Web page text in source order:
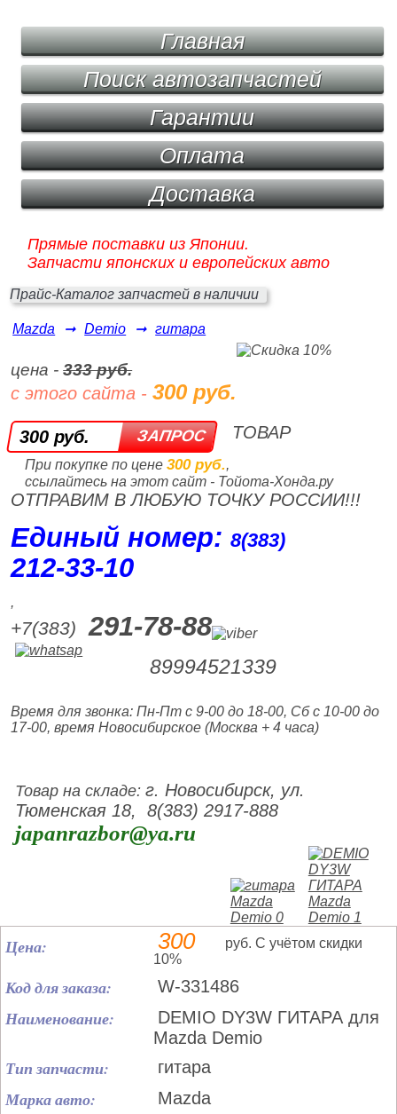
Главная
Поиск автозапчастей
Гарантии
Оплата
Доставка
Прямые поставки из Японии.
Запчасти японских и европейских авто
Прайс-Каталог запчастей в наличии
Mazda ➞ Demio ➞ гитара
цена -333 руб.
с этого сайта -300 руб.
300 руб.
При покупке по цене 300 руб.,
ссылайтесь на этот сайт - Тойота-Хонда.ру
ТОВАР
ОТПРАВИМ В ЛЮБУЮ ТОЧКУ РОССИИ!!!
Единый номер:8(383)
212‑33‑10
,
+7(383) 291-78-88
89994521339
Время для звонка: Пн-Пт с 9-00 до 18-00, Сб с 10-00 до
17-00, время Новосибирское (Москва + 4 часа)
Товар на складе:г. Новосибирск, ул.
Тюменская 18, 8(383) 2917-888
japanrazbor@ya.ru
Цена: 300
руб. С учётом скидки
10%
Код для заказа: W-331486
Наименование:
DEMIO DY3W ГИТАРА для
Mazda Demio
Тип запчасти: гитара
Марка авто: Mazda